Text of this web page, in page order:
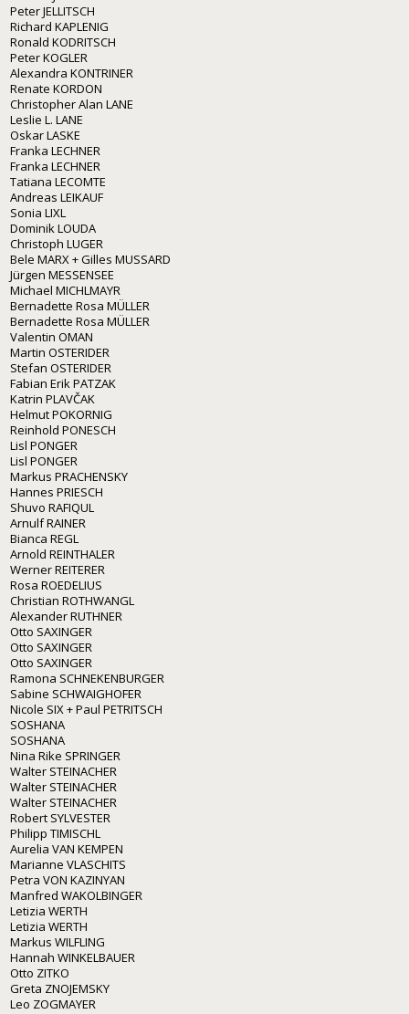
Peter JELLITSCH
Richard KAPLENIG
Ronald KODRITSCH
Peter KOGLER
Alexandra KONTRINER
Renate KORDON
Christopher Alan LANE
Leslie L. LANE
Oskar LASKE
Franka LECHNER
Franka LECHNER
Tatiana LECOMTE
Andreas LEIKAUF
Sonia LIXL
Dominik LOUDA
Christoph LUGER
Bele MARX + Gilles MUSSARD
Jürgen MESSENSEE
Michael MICHLMAYR
Bernadette Rosa MÜLLER
Bernadette Rosa MÜLLER
Valentin OMAN
Martin OSTERIDER
Stefan OSTERIDER
Fabian Erik PATZAK
Katrin PLAVČAK
Helmut POKORNIG
Reinhold PONESCH
Lisl PONGER
Lisl PONGER
Markus PRACHENSKY
Hannes PRIESCH
Shuvo RAFIQUL
Arnulf RAINER
Bianca REGL
Arnold REINTHALER
Werner REITERER
Rosa ROEDELIUS
Christian ROTHWANGL
Alexander RUTHNER
Otto SAXINGER
Otto SAXINGER
Otto SAXINGER
Ramona SCHNEKENBURGER
Sabine SCHWAIGHOFER
Nicole SIX + Paul PETRITSCH
SOSHANA
SOSHANA
Nina Rike SPRINGER
Walter STEINACHER
Walter STEINACHER
Walter STEINACHER
Robert SYLVESTER
Philipp TIMISCHL
Aurelia VAN KEMPEN
Marianne VLASCHITS
Petra VON KAZINYAN
Manfred WAKOLBINGER
Letizia WERTH
Letizia WERTH
Markus WILFLING
Hannah WINKELBAUER
Otto ZITKO
Greta ZNOJEMSKY
Leo ZOGMAYER